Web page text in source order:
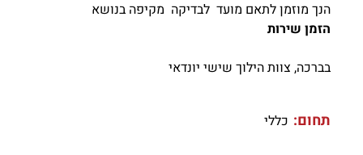
הנך מוזמן לתאם מועד לבדיקה מקיפה בנושא
הזמן שירות
בברכה, צוות הילוך שישי יונדאי
תחום: כללי